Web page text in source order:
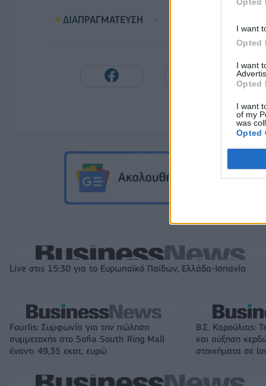
I want
Opted
I want
Opted
I want
of my
was
Opted
ΔΙΑΠΡΑΓΜΑΤΕΥΣΗ
Live στις 15:30 για το Ευρωπαϊκό Παίδων, Ελλάδα-Ισπανία
Fourlis: Συμφωνία για την πώληση
συμμετοχής στο Sofia South Ring Mall
έναντι 49,35 εκατ. ευρώ
Β.Σ. Καρούλιας:
και αύξηση
στοιχήματα σε